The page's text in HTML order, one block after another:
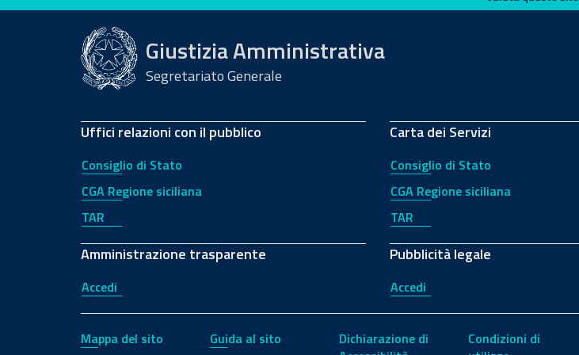
Giustizia Amministrativa
Segretariato Generale
Uffici relazioni con il pubblico
Consiglio di Stato
CGA Regione siciliana
TAR
Amministrazione trasparente
Accedi
Carta dei Servizi
Consiglio di Stato
CGA Regione siciliana
TAR
Pubblicità legale
Accedi
Mappa del sito Guida al sito
Dichiarazione di
Condizioni di